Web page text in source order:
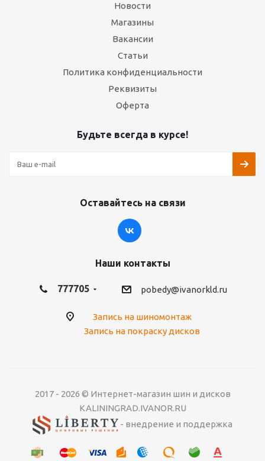
Новости
Магазины
Вакансии
Статьи
Политика конфиденциальности
Реквизиты
Оферта
Будьте всегда в курсе!
Оставайтесь на связи
Наши контакты
777705 pobedy@ivanorkld.ru
Запись на шиномонтаж
Запись на покраску дисков
2017 - 2026 © Интернет-магазин шин и дисков
KALININGRAD.IVANOR.RU
- внедрение и поддержка